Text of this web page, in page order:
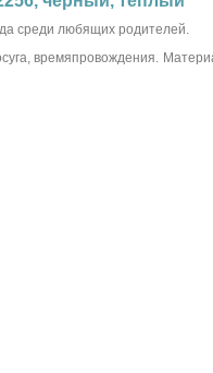
среди любящих родителей.
времяпровождения.